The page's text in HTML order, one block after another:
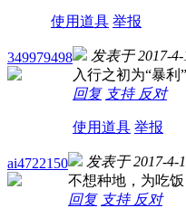
使用道具 举报
349979498 发表于 2017-4-
入行之初为“暴
回复 支持 反对
使用道具 举报
ai4722150 发表于 2017-4-
不想种地，为吃
回复 支持 反对